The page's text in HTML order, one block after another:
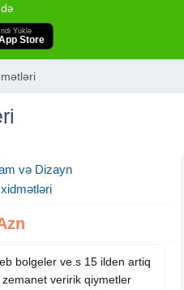
Indi Yüklə
Store
və Dizayn
bolgeler ve.s 15 ilden artiq
veririk qiymetler